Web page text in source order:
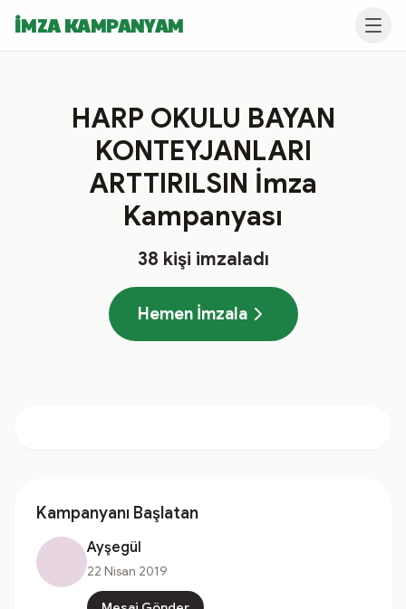
İMZA KAMPANYAM
HARP OKULU BAYAN
KONTEYJANLARI
ARTTIRILSIN İmza
Kampanyası
38 kişi imzaladı
Hemen İmzala
Kampanyanı Başlatan
Ayşegül
22 Nisan 2019